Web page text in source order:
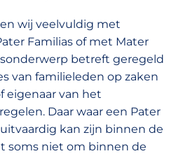
wij veelvuldig met
Familias of met Mater
betreft geregeld
van familieleden op zaken
eigenaar van het
Daar waar een Pater
kan zijn binnen de
soms niet om binnen de